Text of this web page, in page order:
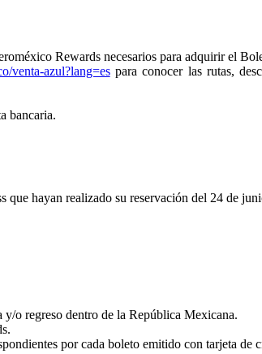
Rewards necesarios para adquirir el
venta-azul?lang=espara conocer las rutas,
bancaria.
hayan realizado su reservación del 24 de
y/o regreso dentro de la República Mexicana.
por cada boleto emitido con tarjeta de